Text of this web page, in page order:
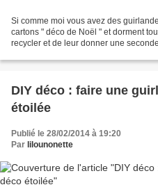
Si comme moi vous avez des
cartons " déco de Noël " et dorment
recycler et de leur donner une
DIY déco : faire une
étoilée
Publié le 28/02/2014 à 19:20
Par lilounonette